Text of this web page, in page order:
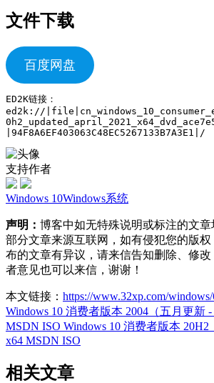
文件下载
百度网盘
ED2K链接：
ed2k://
|94F8A6EF403063C48EC5267133B7A3E1|/
支持作者
Windows 10Windows系统
声明： 博客中如无特殊说明或标注的文章
部分文章来源互联网，如有侵犯您的版
布的文章有异议，请来信告知删除、修
者意见也可以来信，谢谢！
本文链接： https://www.32xp.com/
Windows 10 消费者版本 2004（五月更新 -
MSDN ISO Windows 10 消费者版本 20H2
x64 MSDN ISO
相关文章